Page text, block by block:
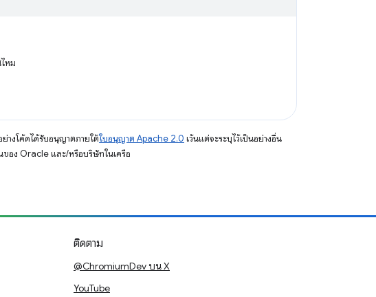
หม
างโค้ดได้รับอนุญาตภายใต้ใบอนุญาต Apache 2.0 เว้นแต่จะระบุไว้เป็นอย่างอื่น
ของ Oracle และ/หรือบริษัทในเครือ
ติดตาม
@ChromiumDev บน X
YouTube